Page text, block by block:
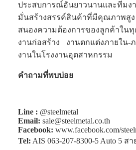
ประสบการณ์อันยาวนานและทีม
มั่นสร้างสรรค์สินค้าที่มีคุณภาพ
สนองความต้องการของลูกค้าใ
งานก่อสร้าง งานตกแต่งภายใน-
งานในโรงงานอุตสาหกรรม
คำถามที่พบบ่อย
Line : @steelmetal
Email: sale@steelmetal.co.th
Facebook: www.facebook.com/
Tel: AIS 063-207-8300-5Auto 5 สา